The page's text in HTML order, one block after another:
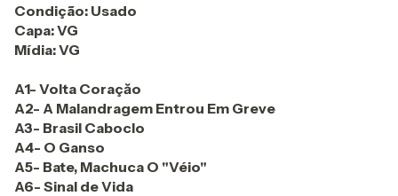
Condição: Usado
Capa: VG
Mídia: VG
A1- Volta Coraçăo
A2- A Malandragem Entrou Em Greve
A3- Brasil Caboclo
A4- O Ganso
A5- Bate, Machuca O "Véio"
A6- Sinal de Vida